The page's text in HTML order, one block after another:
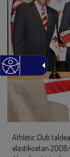
Athletic Club
elastikoetan